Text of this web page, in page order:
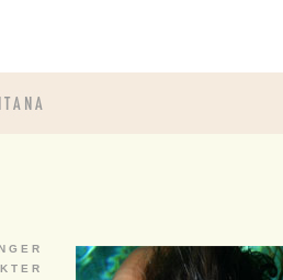
G E R
T E R